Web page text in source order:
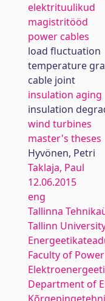
elektrituulikud
magistritööd
power cables
load fluctuation
temperature
cable joint
insulation aging
insulation
wind turbines
master's theses
Hyvönen, Petri
Taklaja, Paul
12.06.2015
eng
Tallinna
Tallinn
Faculty of
Department of